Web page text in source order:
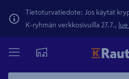
Tietoturvatiedote: Jos käytät
K-ryhmän verkkosivuilla 27.7.,